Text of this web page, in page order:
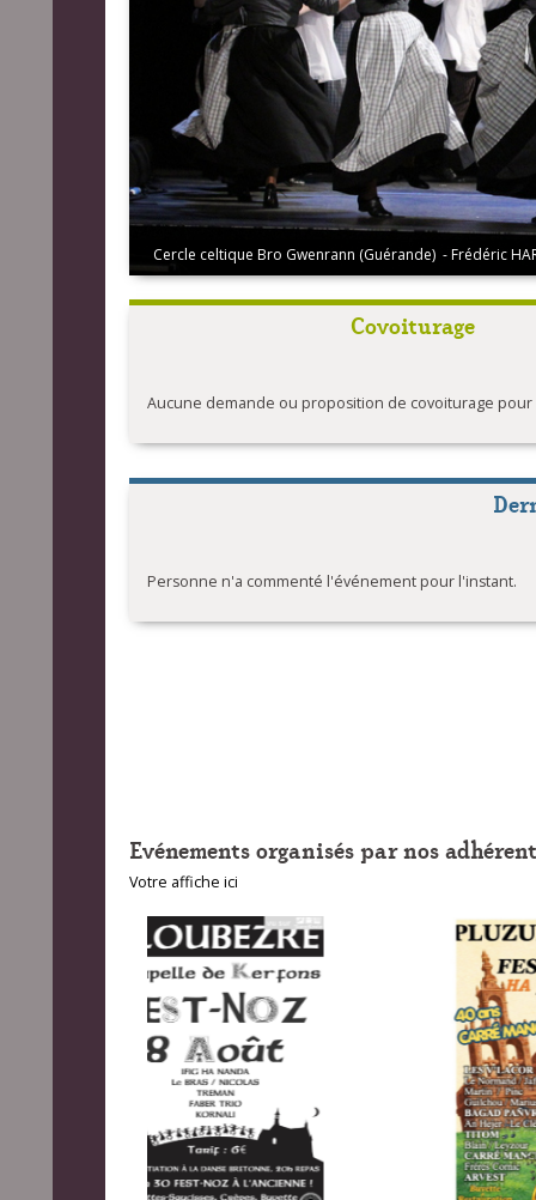
Cercle celtique Bro Gwenrann (Guérande) - Frédéric
Cercle Quic en Groigne (Saint-Malo) - ©Serge PHILOUZE
Covoiturage
Aucune demande ou proposition de covoiturage pour
Personne n'a commenté l'événement pour l'instant.
Evénements organisés par nos
Votre affiche ici